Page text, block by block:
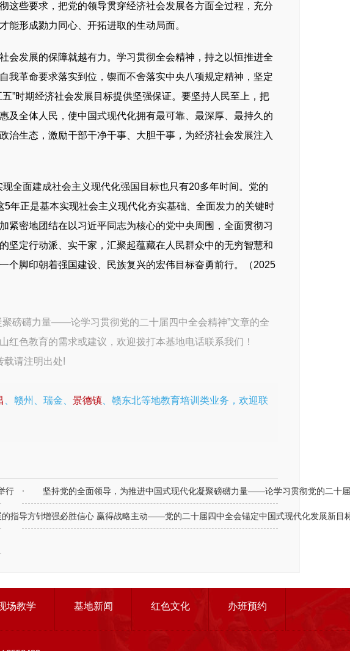
这些要求，把党的领导贯穿经济社会发展各方面全过程，充分
能形成勠力同心、开拓进取的生动局面。
发展的保障就越有力。学习贯彻全会精神，持之以恒推进全
我革命要求落实到位，锲而不舍落实中央八项规定精神，坚定
”时期经济社会发展目标提供坚强保证。要坚持人民至上，把
及全体人民，使中国式现代化拥有最可靠、最深厚、最持久的
治生态，激励干部干净干事、大胆干事，为经济社会发展注入
面建成社会主义现代化强国目标也只有20多年时间。党的
年正是基本实现社会主义现代化夯实基础、全面发力的关键时
紧密地团结在以习近平同志为核心的党中央周围，全面贯彻习
坚定行动派、实干家，汇聚起蕴藏在人民群众中的无穷智慧和
个脚印朝着强国建设、民族复兴的宏伟目标奋勇前行。（2025
磅礴力量——论学习贯彻党的二十届四中全会精神”文章的全
红色教育的需求或建议，欢迎拨打本基地电话联系我们！
载请注明出处!
、赣州、瑞金、景德镇 、赣东北等地教育培训类业务，欢迎联
行 坚持党的全面领导，为推进中国式现代化凝聚磅礴力量——论学习贯彻党的二十
指导方针增强必胜信心 赢得战略主动——党的二十届四中全会锚定中国式现代化发展新目
场教学 基地新闻 红色文化 办班预约